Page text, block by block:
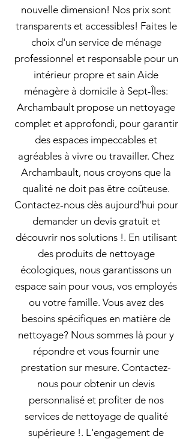
nouvelle dimension! Nos prix sont
transparents et accessibles! Faites le
choix d'un service de ménage
professionnel et responsable pour un
intérieur propre et sain Aide
ménagère à domicile à Sept-Îles:
Archambault propose un nettoyage
complet et approfondi, pour garantir
des espaces impeccables et
agréables à vivre ou travailler. Chez
Archambault, nous croyons que la
qualité ne doit pas être coûteuse.
Contactez-nous dès aujourd'hui pour
demander un devis gratuit et
découvrir nos solutions !. En utilisant
des produits de nettoyage
écologiques, nous garantissons un
espace sain pour vous, vos employés
ou votre famille. Vous avez des
besoins spécifiques en matière de
nettoyage? Nous sommes là pour y
répondre et vous fournir une
prestation sur mesure. Contactez-
nous pour obtenir un devis
personnalisé et profiter de nos
services de nettoyage de qualité
supérieure !. L'engagement de